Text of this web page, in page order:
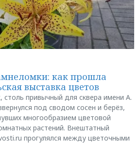
как прошла
выставка цветов
привычный для сквера имени А.
под сводом сосен и берёз,
многообразием цветовой
растений. Внештатный
прогулялся между цветочными